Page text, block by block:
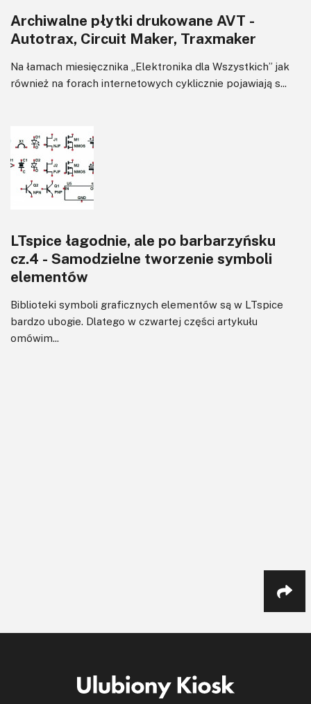
Archiwalne płytki drukowane AVT -
Autotrax, Circuit Maker, Traxmaker
Na łamach miesięcznika „Elektronika dla Wszystkich” jak
również na forach internetowych cyklicznie pojawiają s...
LTspice łagodnie, ale po barbarzyńsku
cz.4 - Samodzielne tworzenie symboli
elementów
Biblioteki symboli graficznych elementów są w LTspice
bardzo ubogie. Dlatego w czwartej części artykułu
omówim...